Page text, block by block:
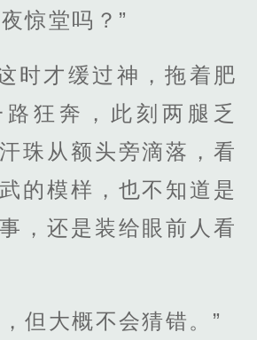
惊堂吗？”
时才缓过神，拖着肥
狂奔，此刻两腿乏
珠从额头旁滴落，看
的模样，也不知道是
，还是装给眼前人看
但大概不会猜错。”